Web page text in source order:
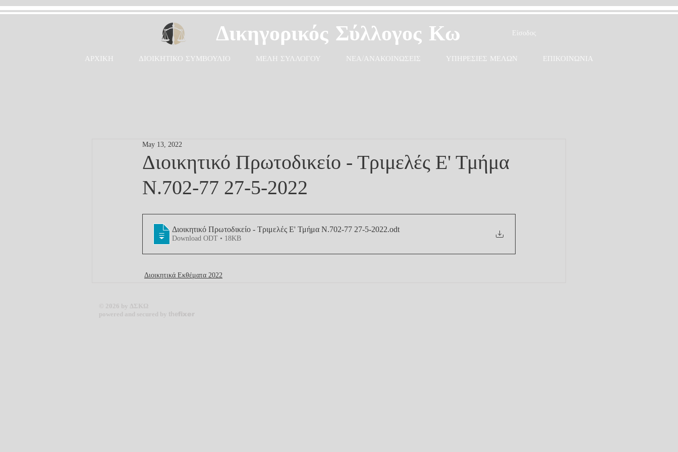
Δικηγορικός Σύλλογος Κω Είσοδος
ΑΡΧΙΚΗ ΔΙΟΙΚΗΤΙΚΟ ΣΥΜΒΟΥΛΙΟ ΜΕΛΗ ΣΥΛΛΟΓΟΥ ΝΕΑ/ΑΝΑΚΟΙΝΩΣΕΙΣ ΥΠΗΡΕΣΙΕΣ ΜΕΛΩΝ ΕΠΙΚΟΙΝΩΝΙΑ
Διοικητικό Πρωτοδικείο - Τριμελές Ε' Τμήμα
Ν.702-77 27-5-2022
May 13, 2022
Διοικητικό Πρωτοδικείο - Τριμελές Ε' Τμήμα Ν.702-77 27-5-2022.odt
Download ODT • 18KB
Διοικητικά Εκθέματα 2022
© 2026 by ΔΣΚΩ
powered and secured by thefixer